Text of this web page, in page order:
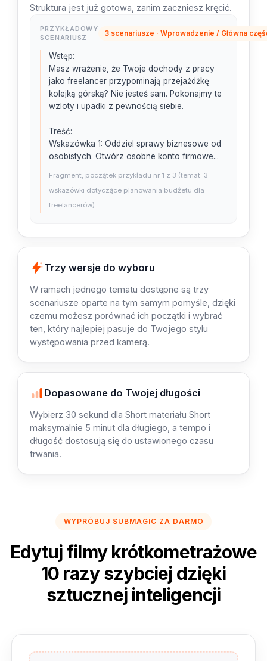
Struktura jest już gotowa, zanim zaczniesz kręcić.
PRZYKŁADOWY
SCENARIUSZ
3 scenariusze · Wprowadzenie / Główna
Wstęp:
Masz wrażenie, że Twoje dochody z pracy
jako freelancer przypominają przejażdżkę
kolejką górską? Nie jesteś sam. Pokonajmy te
wzloty i upadki z pewnością siebie.
Treść:
Wskazówka 1: Oddziel sprawy biznesowe od
osobistych. Otwórz osobne konto firmowe...
Fragment, początek przykładu nr 1 z 3 (temat: 3
wskazówki dotyczące planowania budżetu dla
freelancerów)
Trzy wersje do wyboru
W ramach jednego tematu dostępne są trzy
scenariusze oparte na tym samym pomyśle, dzięki
czemu możesz porównać ich początki i wybrać
ten, który najlepiej pasuje do Twojego stylu
występowania przed kamerą.
Dopasowane do Twojej długości
Wybierz 30 sekund dla Short materiału Short
maksymalnie 5 minut dla długiego, a tempo i
długość dostosują się do ustawionego czasu
trwania.
WYPRÓBUJ SUBMAGIC ZA DARMO
Edytuj filmy krótkometrażowe
10 razy szybciej dzięki
sztucznej inteligencji